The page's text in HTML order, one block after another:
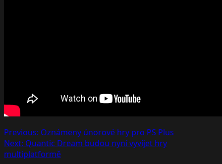
Post
navigation
Previous: Oznámeny únorové hry pro PS Plus
Next: Quantic Dream budou nyní vyvíjet hry
multiplatformě